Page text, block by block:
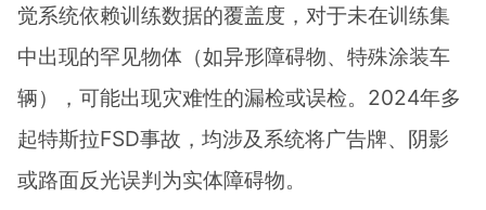
觉系统依赖训练数据的覆盖度，对于未在训练集
中出现的罕见物体（如异形障碍物、特殊涂装车
辆），可能出现灾难性的漏检或误检。2024年多
起特斯拉FSD事故，均涉及系统将广告牌、阴影
或路面反光误判为实体障碍物。